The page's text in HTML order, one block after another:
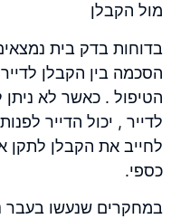
מול הקבלן
בדוחותבדק בית נמצאים
הסכמה בין הקבלן לדייר
הטיפול . כאשר לא ניתן
לדייר , יכול הדייר
לחייב את הקבלן לתקןאת
כספי.
במחקרים שנעשו בעבר